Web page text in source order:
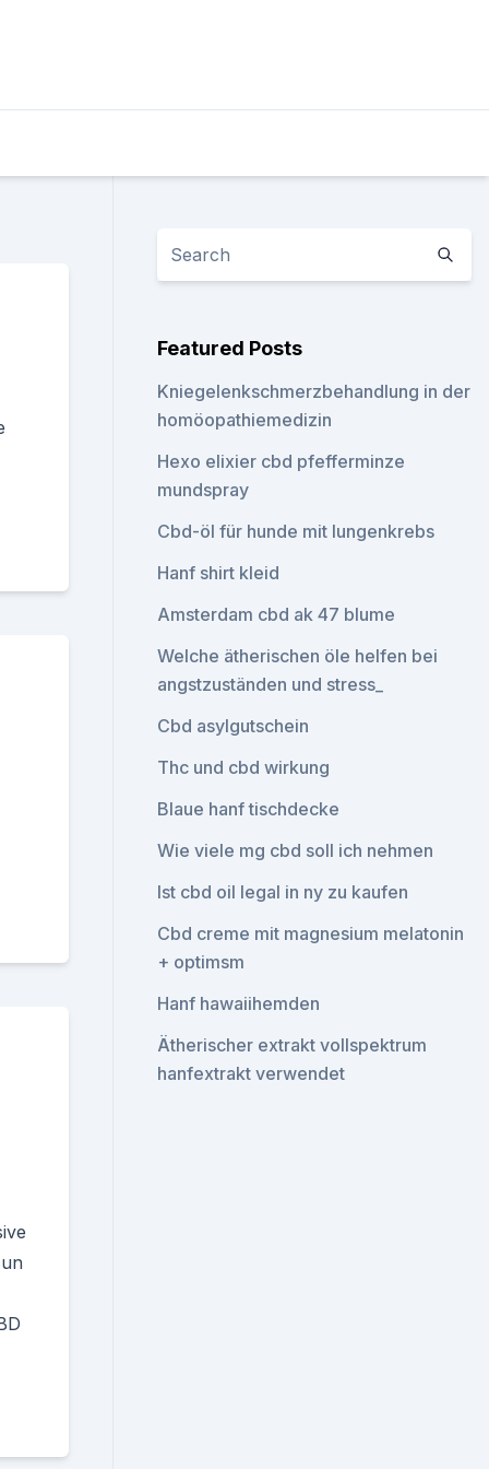
Featured Posts
Kniegelenkschmerzbehandlung in der
homöopathiemedizin
Hexo elixier cbd pfefferminze
mundspray
Cbd-öl für hunde mit lungenkrebs
Hanf shirt kleid
Amsterdam cbd ak 47 blume
Welche ätherischen öle helfen bei
angstzuständen und stress_
Cbd asylgutschein
Thc und cbd wirkung
Blaue hanf tischdecke
Wie viele mg cbd soll ich nehmen
Ist cbd oil legal in ny zu kaufen
Cbd creme mit magnesium melatonin
+ optimsm
Hanf hawaiihemden
Ätherischer extrakt vollspektrum
hanfextrakt verwendet